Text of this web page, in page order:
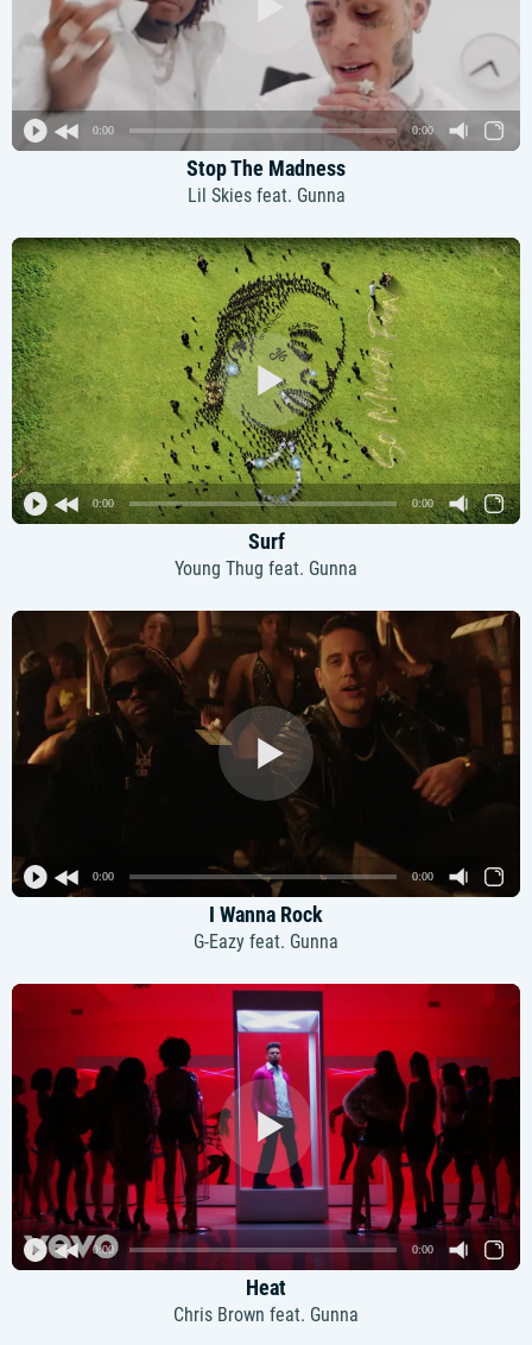
0:00 0:00
Stop The Madness
Lil Skies feat. Gunna
0:00 0:00
Surf
Young Thug feat. Gunna
0:00 0:00
I Wanna Rock
G-Eazy feat. Gunna
0:00 0:00
Heat
Chris Brown feat. Gunna